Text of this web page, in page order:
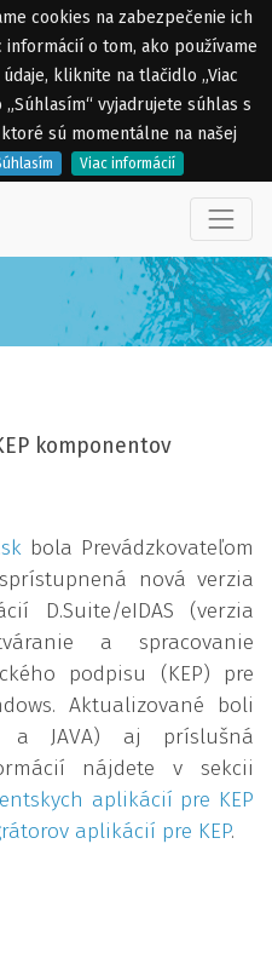
cookies na zabezpečenie ich
o tom, ako používame
kliknite na tlačidlo „Viac
vyjadrujete súhlas s
sú momentálne na našej
Viac informácií
komponentov
bola Prevádzkovateľom
nová verzia
D.Suite/eIDAS (verzia
a spracovanie
podpisu (KEP) pre
Aktualizované boli
a JAVA) aj príslušná
nájdete v sekcii
aplikácií pre KEP
aplikácií pre KEP.